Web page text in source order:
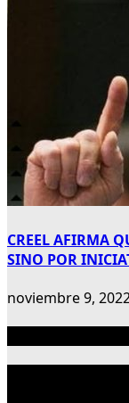
CREEL AFIRMA
SINO POR
noviembre 9,